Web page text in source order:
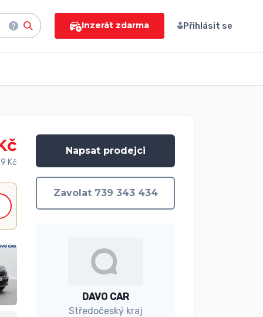
Inzerát zdarma Přihlásit se
Kč
Napsat prodejci
Zavolat 739 343 434
DAVO CAR
Středočeský kraj